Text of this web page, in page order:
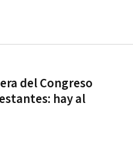
del Congreso
hay al